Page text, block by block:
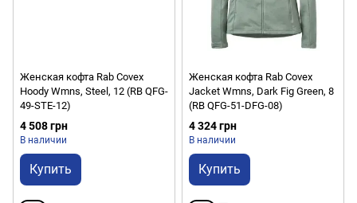
Женская кофта Rab Covex
Hoody Wmns, Steel, 12 (RB QFG-
49-STE-12)
4 508 грн
В наличии
Купить
Женская кофта Rab Covex
Jacket Wmns, Dark Fig Green, 8
(RB QFG-51-DFG-08)
4 324 грн
В наличии
Купить